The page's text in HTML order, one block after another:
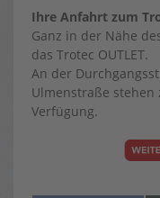
Ihre Anfahrt zum
Ganz in der Nähe
das Trotec OUTLET.
An der
Ulmenstraße
Verfügung.